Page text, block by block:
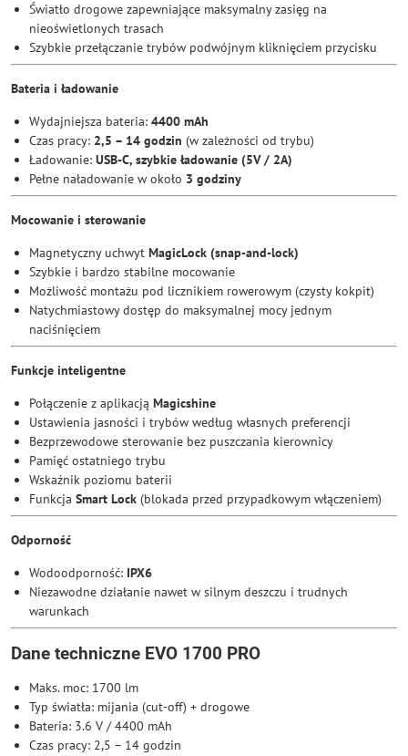
Światło drogowe zapewniające maksymalny zasięg na
nieoświetlonych trasach
Szybkie przełączanie trybów podwójnym kliknięciem przycisku
Bateria i ładowanie
Wydajniejsza bateria: 4400 mAh
Czas pracy: 2,5 – 14 godzin (w zależności od trybu)
Ładowanie: USB-C, szybkie ładowanie (5V / 2A)
Pełne naładowanie w około 3 godziny
Mocowanie i sterowanie
Magnetyczny uchwyt MagicLock (snap-and-lock)
Szybkie i bardzo stabilne mocowanie
Możliwość montażu pod licznikiem rowerowym (czysty kokpit)
Natychmiastowy dostęp do maksymalnej mocy jednym
naciśnięciem
Funkcje inteligentne
Połączenie z aplikacją Magicshine
Ustawienia jasności i trybów według własnych preferencji
Bezprzewodowe sterowanie bez puszczania kierownicy
Pamięć ostatniego trybu
Wskaźnik poziomu baterii
Funkcja Smart Lock (blokada przed przypadkowym włączeniem)
Odporność
Wodoodporność: IPX6
Niezawodne działanie nawet w silnym deszczu i trudnych
warunkach
Dane techniczne EVO 1700 PRO
Maks. moc: 1700 lm
Typ światła: mijania (cut-off) + drogowe
Bateria: 3.6 V / 4400 mAh
Czas pracy: 2,5 – 14 godzin